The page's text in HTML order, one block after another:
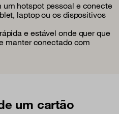
um hotspot pessoal e conecte
laptop ou os dispositivos
e estável onde quer que
manter conectado com
um cartão